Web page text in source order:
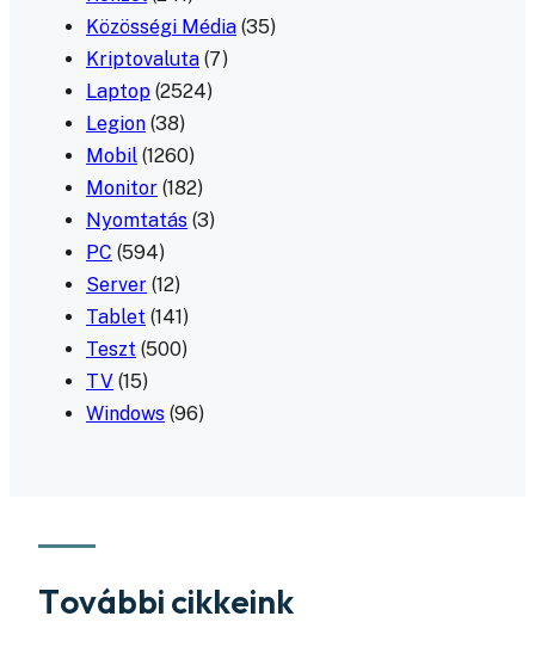
Közösségi Média (35)
Kriptovaluta (7)
Laptop (2524)
Legion (38)
Mobil (1260)
Monitor (182)
Nyomtatás (3)
PC (594)
Server (12)
Tablet (141)
Teszt (500)
TV (15)
Windows (96)
További cikkeink